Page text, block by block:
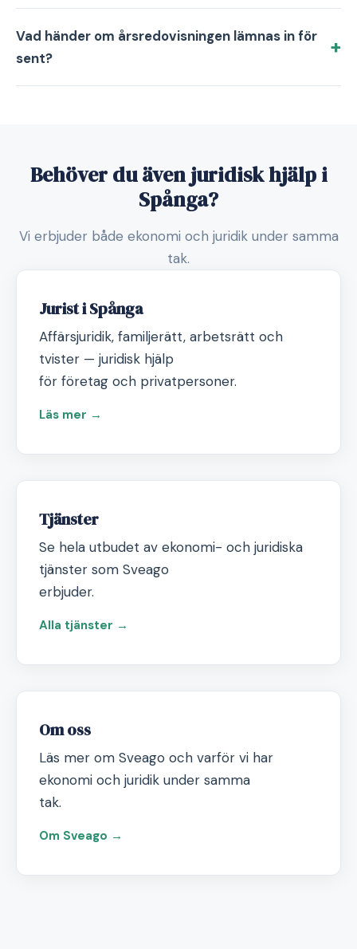
Vad händer om årsredovisningen lämnas in för
sent?
Behöver du även juridisk hjälp i
Spånga?
Vi erbjuder både ekonomi och juridik under samma
tak.
Jurist i Spånga
Affärsjuridik, familjerätt, arbetsrätt och
tvister — juridisk hjälp
för företag och privatpersoner.
Läs mer →
Tjänster
Se hela utbudet av ekonomi- och juridiska
tjänster som Sveago
erbjuder.
Alla tjänster →
Om oss
Läs mer om Sveago och varför vi har
ekonomi och juridik under samma
tak.
Om Sveago →